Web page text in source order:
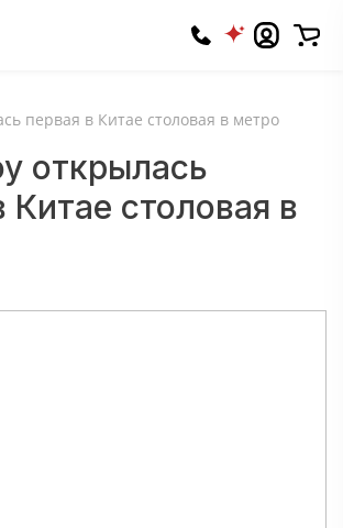
первая в Китае столовая в метро
открылась
Китае столовая в